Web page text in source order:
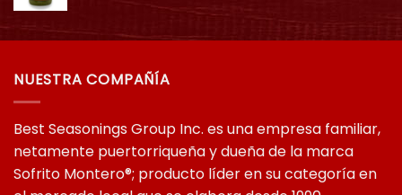
NUESTRA COMPAÑÍA
Best Seasonings Group Inc. es una empresa familiar,
netamente puertorriqueña y dueña de la marca
Sofrito Montero®; producto líder en su categoría en